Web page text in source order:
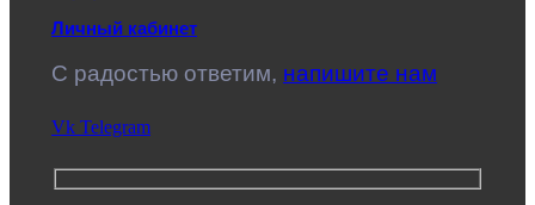
Личный кабинет
C радостью ответим, напишите нам
Vk Telegram